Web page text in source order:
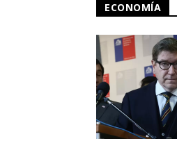
ECONOMÍA